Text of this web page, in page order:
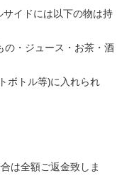
イドには以下の物は持
・ジュース・お茶・酒
ボトル等)に入れられ
は全額ご返金致しま